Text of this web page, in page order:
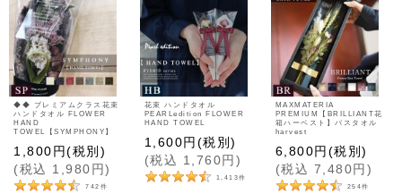
◆◆ プレミアムクラス花束
ハンドタオル FLOWER
HAND
TOWEL【SYMPHONY】
1,800円(税別)
(税込 1,980 円)
742 件
花束 ハンドタオル
PEARLedition FLOWER
HAND TOWEL
1,600円 (税別)
(税込 1,760円 )
1,413件
MAXMATERIA
PREMIUM【BRILLIANT花
箱ハーベスト】バスタオル
harvest
6,800円 (税別)
(税込 7,480円 )
254件